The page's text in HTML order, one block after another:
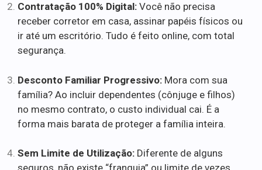
Contratação 100% Digital: Você não precisa
receber corretor em casa, assinar papéis físicos ou
ir até um escritório. Tudo é feito online, com total
segurança.
Desconto Familiar Progressivo: Mora com sua
família? Ao incluir dependentes (cônjuge e filhos)
no mesmo contrato, o custo individual cai. É a
forma mais barata de proteger a família inteira.
Sem Limite de Utilização: Diferente de alguns